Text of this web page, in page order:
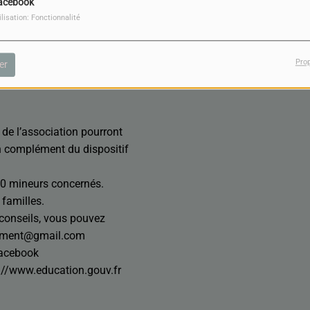
Fonctionnalité
de l’association de
l’association pourront
complément du dispositif
mineurs concernés.
familles.
vous pouvez
www.education.gouv.fr